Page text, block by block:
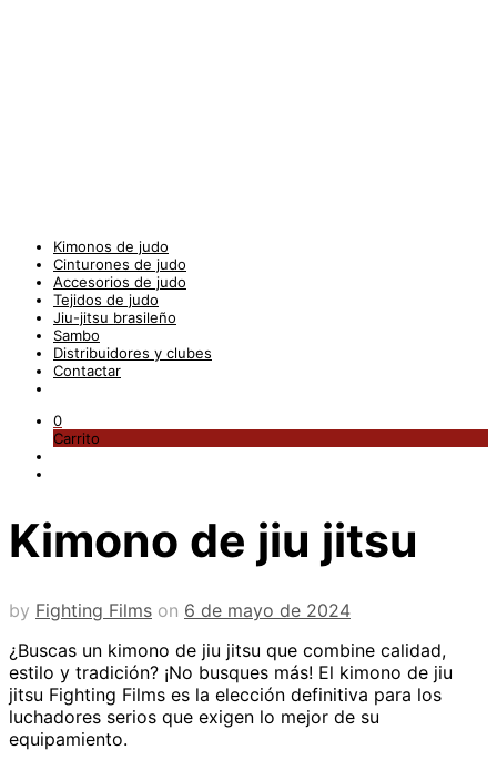
Kimonos de judo
Cinturones de judo
Accesorios de judo
Tejidos de judo
Jiu-jitsu brasileño
Sambo
Distribuidores y clubes
Contactar
0
Carrito
Kimono de jiu jitsu
by Fighting Films on 6 de mayo de 2024
¿Buscas un kimono de jiu jitsu que combine calidad,
estilo y tradición? ¡No busques más! El kimono de jiu
jitsu Fighting Films es la elección definitiva para los
luchadores serios que exigen lo mejor de su
equipamiento.